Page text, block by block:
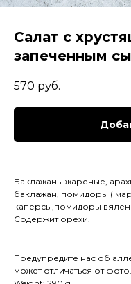
Салат с
запеченным
570 руб.
Баклажаны жареные,
баклажан, помидоры (
каперсы,помидоры
Содержит орехи.
Предупредите нас об
может отличаться от фото.